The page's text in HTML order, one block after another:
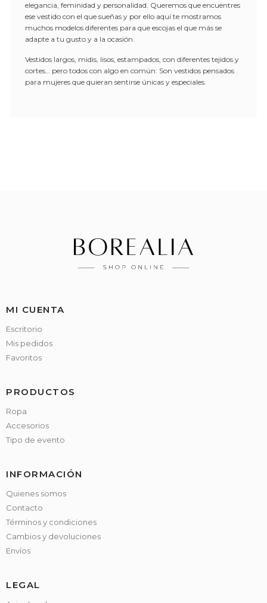
elegancia, feminidad y personalidad. Queremos que encuentres
ese vestido con el que sueñas y por ello aquí te mostramos
muchos modelos diferentes para que escojas el que más se
adapte a tu gusto y a la ocasión.
Vestidos largos, midis, lisos, estampados, con diferentes tejidos y
cortes… pero todos con algo en común: Son vestidos pensados
para mujeres que quieran sentirse únicas y especiales.
MI CUENTA
Escritorio
Mis pedidos
Favoritos
PRODUCTOS
Ropa
Accesorios
Tipo de evento
INFORMACIÓN
Quienes somos
Contacto
Términos y condiciones
Cambios y devoluciones
Envíos
LEGAL